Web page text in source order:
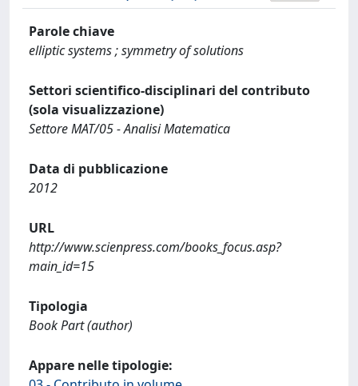
Parole chiave
elliptic systems ; symmetry of solutions
Settori scientifico-disciplinari del contributo
(sola visualizzazione)
Settore MAT/05 - Analisi Matematica
Data di pubblicazione
2012
URL
http://www.scienpress.com/books_focus.asp?
main_id=15
Tipologia
Book Part (author)
Appare nelle tipologie: